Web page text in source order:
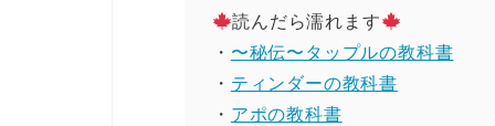
読んだら濡れます
・ 〜秘伝〜タップルの教科書
・ ティンダーの教科書
・ アポの教科書